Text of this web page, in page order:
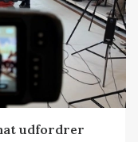
udfordrer